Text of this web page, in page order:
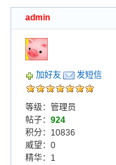
admin
加好友 发短信
等级：管理员
帖子： 924
积分：10836
威望：0
精华：1